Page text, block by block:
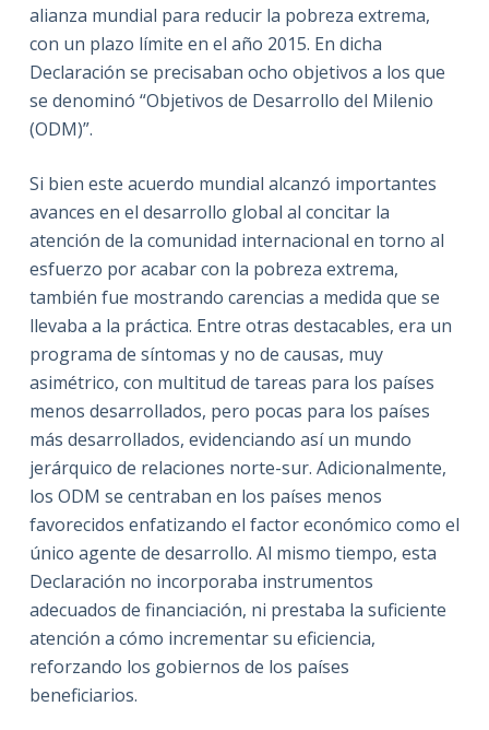
alianza mundial para reducir la pobreza extrema,
con un plazo límite en el año 2015. En dicha
Declaración se precisaban ocho objetivos a los que
se denominó “Objetivos de Desarrollo del Milenio
(ODM)”.
Si bien este acuerdo mundial alcanzó importantes
avances en el desarrollo global al concitar la
atención de la comunidad internacional en torno al
esfuerzo por acabar con la pobreza extrema,
también fue mostrando carencias a medida que se
llevaba a la práctica. Entre otras destacables, era un
programa de síntomas y no de causas, muy
asimétrico, con multitud de tareas para los países
menos desarrollados, pero pocas para los países
más desarrollados, evidenciando así un mundo
jerárquico de relaciones norte-sur. Adicionalmente,
los ODM se centraban en los países menos
favorecidos enfatizando el factor económico como el
único agente de desarrollo. Al mismo tiempo, esta
Declaración no incorporaba instrumentos
adecuados de financiación, ni prestaba la suficiente
atención a cómo incrementar su eficiencia,
reforzando los gobiernos de los países
beneficiarios.